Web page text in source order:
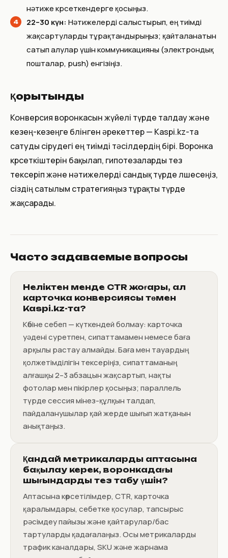
нәтиже көрсеткендерге қосыңыз.
22–30 күн: Нәтижелерді салыстырып, ең тиімді
жақсартуларды тұрақтандырыңыз; қайталанатын
сатып алулар үшін коммуникацияны (электрондық
пошталар, push) енгізіңіз.
Қорытынды
Конверсия воронкасын жүйелі түрде талдау және
кезең-кезеңге бөлінген әрекеттер — Kaspi.kz-та
сатуды өсірудегі ең тиімді тәсілдердің бірі. Воронка
көрсеткіштерін бақылап, гипотезаларды тез
тексеріп және нәтижелерді сандық түрде өлшесеңіз,
сіздің сатылым стратегияңыз тұрақты түрде
жақсарады.
Часто задаваемые вопросы
Неліктен менде CTR жоғары, ал
карточка конверсиясы төмен
Kaspi.kz-та?
Көбіне себеп — күткендей болмау: карточка
уәдені суретпен, сипаттамамен немесе баға
арқылы растау алмайды. Баға мен тауардың
қолжетімділігін тексеріңіз, сипаттаманың
алғашқы 2–3 абзацын жақсартып, нақты
фотолар мен пікірлер қосыңыз; параллель
түрде сессия мінез-құлқын талдап,
пайдаланушылар қай жерде шығып жатқанын
анықтаңыз.
Қандай метрикаларды аптасына
бақылау керек, воронкадағы
шығындарды тез табу үшін?
Аптасына көрсетілімдер, CTR, карточка
қаралымдары, себетке қосулар, тапсырыс
рәсімдеу пайызы және қайтарулар/бас
тартуларды қадағалаңыз. Осы метрикаларды
трафик каналдары, SKU және жарнама